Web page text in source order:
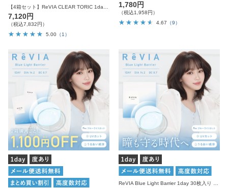
【4箱セット】ReVIA CLEAR TORIC 1day 1箱30枚入り×4箱 計120枚 レヴィア クリア 乱視用 ワンデー
7,120円
（税込7,832円）
5.00 （1）
1,780円
（税込1,958円）
4.67
（9）
ReVIA Blue Light Barrier 1day 30枚入り レヴィア コンタクトレンズ